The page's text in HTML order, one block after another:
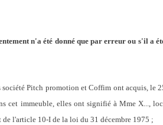
n'a été donné que par erreur ou s'il a
Pitch promotion et Coffim ont acquis, le
cet immeuble, elles ont signifié à Mme X...,
de l'article 10-I de la loi du 31 décembre 1975 ;